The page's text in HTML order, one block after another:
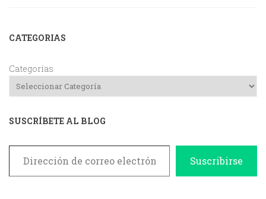
CATEGORIAS
Categorías
SUSCRÍBETE AL BLOG
Dirección de correo electrónico
Suscribirse